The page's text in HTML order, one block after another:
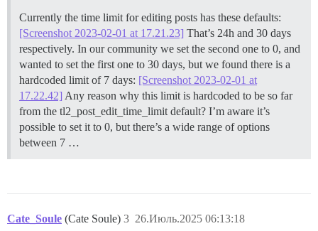
Currently the time limit for editing posts has these defaults:
[Screenshot 2023-02-01 at 17.21.23] That’s 24h and 30 days
respectively. In our community we set the second one to 0, and
wanted to set the first one to 30 days, but we found there is a
hardcoded limit of 7 days: [Screenshot 2023-02-01 at
17.22.42] Any reason why this limit is hardcoded to be so far
from the tl2_post_edit_time_limit default? I’m aware it’s
possible to set it to 0, but there’s a wide range of options
between 7 …
Cate_Soule (Cate Soule) 26.Июль.2025 06:13:18
3